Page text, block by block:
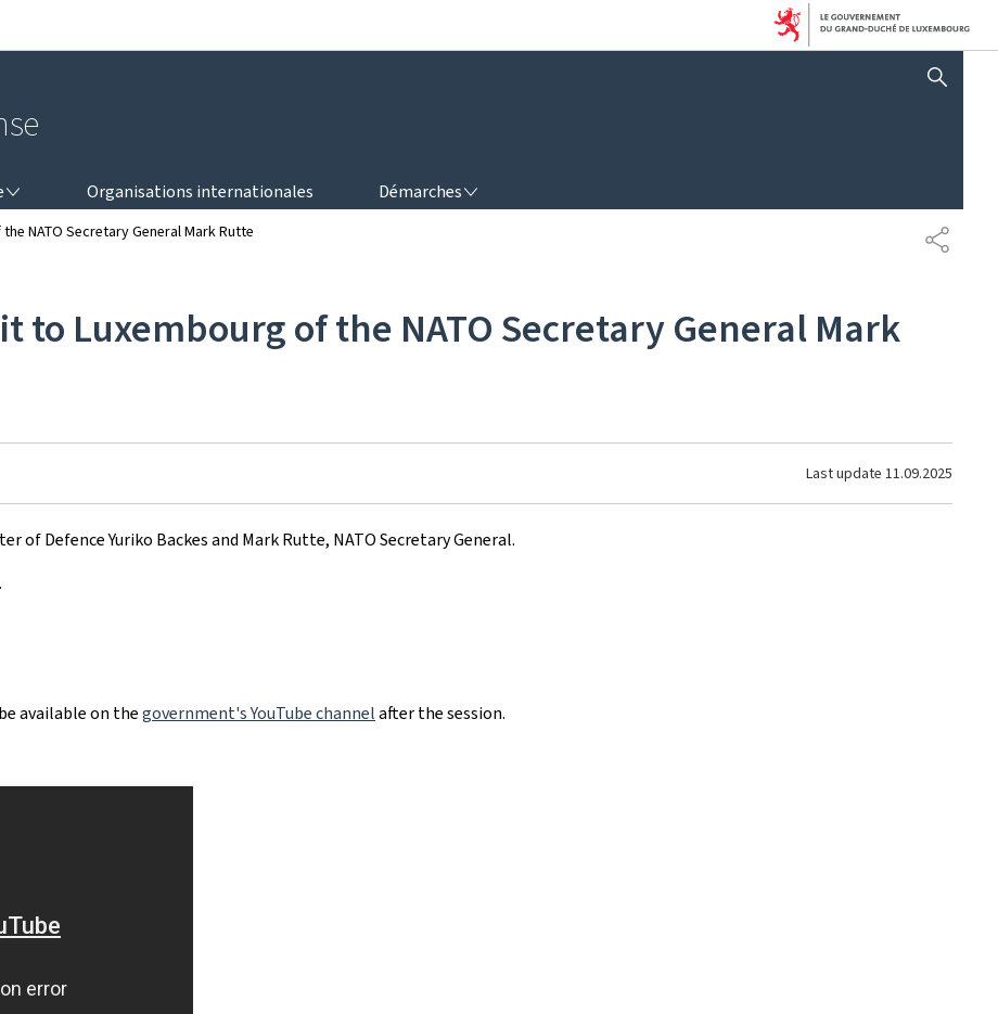
AFFICHER / MASQUER
Organisations internationales Démarches
DÉMARCHES
SHARE
NATO Secretary General Mark Rutte
to Luxembourg of the NATO Secretary General Mark
Last update 11.09.2025
of Defence Yuriko Backes and Mark Rutte, NATO Secretary General.
available on thegovernment's YouTube channelafter the session.